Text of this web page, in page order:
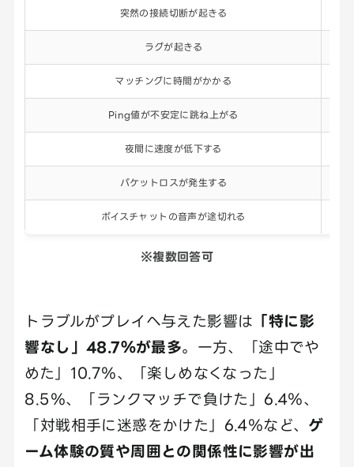
突然の接続切断が起きる
ラグが起きる
マッチングに時間がかかる
Ping値が不安定に跳ね上がる
夜間に速度が低下する
パケットロスが発生する
ボイスチャットの音声が途切れる
※複数回答可
トラブルがプレイへ与えた影響は 「特に影
響なし」48.7％が最多。一方、「途中でや
めた」10.7％、「楽しめなくなった」
8.5％、「ランクマッチで負けた」6.4％、
「対戦相手に迷惑をかけた」6.4％など、 ゲ
ーム体験の質や周囲との関係性に影響が出